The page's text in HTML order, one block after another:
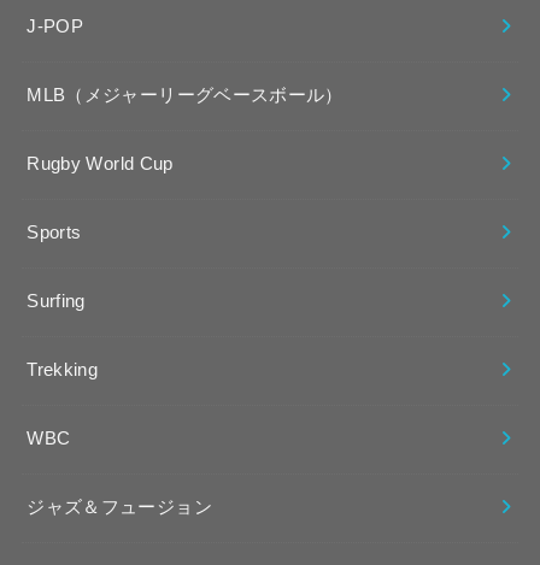
J-POP
MLB（メジャーリーグベースボール）
Rugby World Cup
Sports
Surfing
Trekking
WBC
ジャズ＆フュージョン